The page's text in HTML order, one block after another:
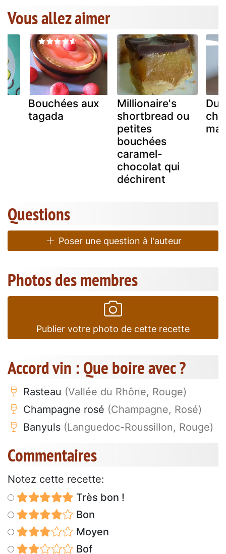
Vous allez aimer
Bouchées aux
tagada
Millionaire's
shortbread ou
petites
bouchées
caramel-
chocolat qui
déchirent
Questions
Poser une question à l'auteur
Photos des membres
Publier votre photo de cette recette
Accord vin : Que boire avec ?
Rasteau (Vallée du Rhône, Rouge)
Champagne rosé (Champagne, Rosé)
Banyuls (Languedoc-Roussillon, Rouge)
Commentaires
Notez cette recette:
Très bon !
Bon
Moyen
Bof